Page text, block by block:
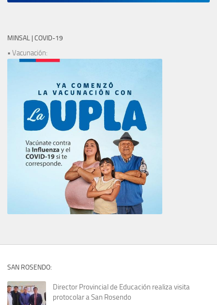
MINSAL | COVID-19
• Vacunación:
SAN ROSENDO:
Director Provincial de Educación realiza visita
protocolar a San Rosendo